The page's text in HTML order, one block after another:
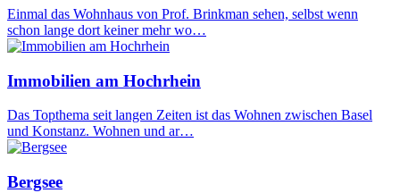
Einmal das Wohnhaus von Prof. Brinkman sehen, selbst wenn
schon lange dort keiner mehr wo…
Immobilien am Hochrhein
Das Topthema seit langen Zeiten ist das Wohnen zwischen Basel
und Konstanz. Wohnen und ar…
Bergsee